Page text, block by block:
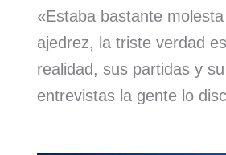
«Estaba bastante
ajedrez, la triste verdad
realidad, sus partidas y
entrevistas la gente lo